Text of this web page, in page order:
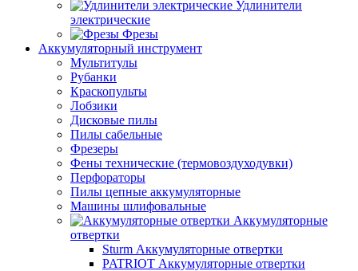
Удлинители
электрические
Фрезы
Аккумуляторный инструмент
Мультитулы
Рубанки
Краскопульты
Лобзики
Дисковые пилы
Пилы сабельные
Фрезеры
Фены технические (термовоздуходувки)
Перфораторы
Пилы цепные аккумуляторные
Машины шлифовальные
Аккумуляторные
отвертки
Sturm Аккумуляторные отвертки
PATRIOT Аккумуляторные отвертки